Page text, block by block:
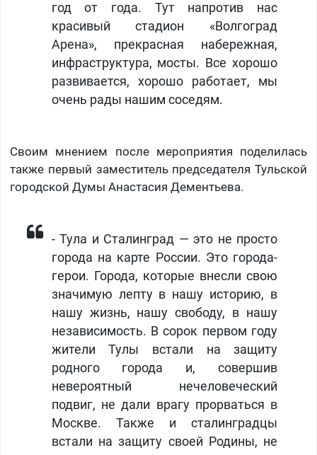
год от года. Тут напротив нас
красивый стадион «Волгоград
Арена», прекрасная набережная,
инфраструктура, мосты. Все хорошо
развивается, хорошо работает, мы
очень рады нашим соседям.
Своим мнением после мероприятия поделилась
также первый заместитель председателя Тульской
городской Думы Анастасия Дементьева.
- Тула и Сталинград — это не просто
города на карте России. Это города-
герои. Города, которые внесли свою
значимую лепту в нашу историю, в
нашу жизнь, нашу свободу, в нашу
независимость. В сорок первом году
жители Тулы встали на защиту
родного города и, совершив
невероятный нечеловеческий
подвиг, не дали врагу прорваться в
Москве. Также и сталинградцы
встали на защиту своей Родины, не